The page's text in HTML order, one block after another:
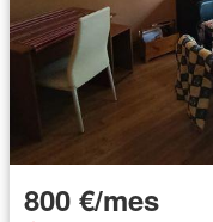
800 €/mes